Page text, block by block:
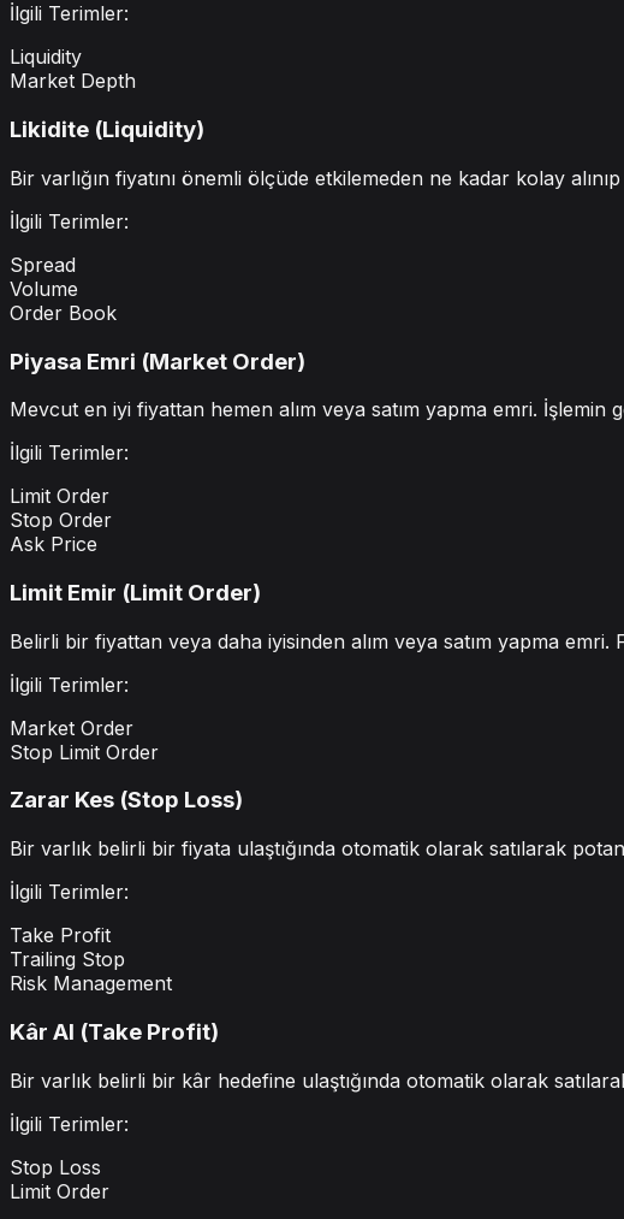
İlgili Terimler:
Liquidity
Market Depth
Likidite (Liquidity)
Bir varlığın fiyatını önemli ölçüde etkilemeden ne kadar kolay
İlgili Terimler:
Spread
Volume
Order Book
Piyasa Emri (Market Order)
Mevcut en iyi fiyattan hemen alım veya satım yapma emri.
İlgili Terimler:
Limit Order
Stop Order
Ask Price
Limit Emir (Limit Order)
Belirli bir fiyattan veya daha iyisinden alım veya satım yapma
İlgili Terimler:
Market Order
Stop Limit Order
Zarar Kes (Stop Loss)
Bir varlık belirli bir fiyata ulaştığında otomatik olarak satılarak
İlgili Terimler:
Take Profit
Trailing Stop
Risk Management
Kâr Al (Take Profit)
Bir varlık belirli bir kâr hedefine ulaştığında otomatik olarak
İlgili Terimler:
Stop Loss
Limit Order